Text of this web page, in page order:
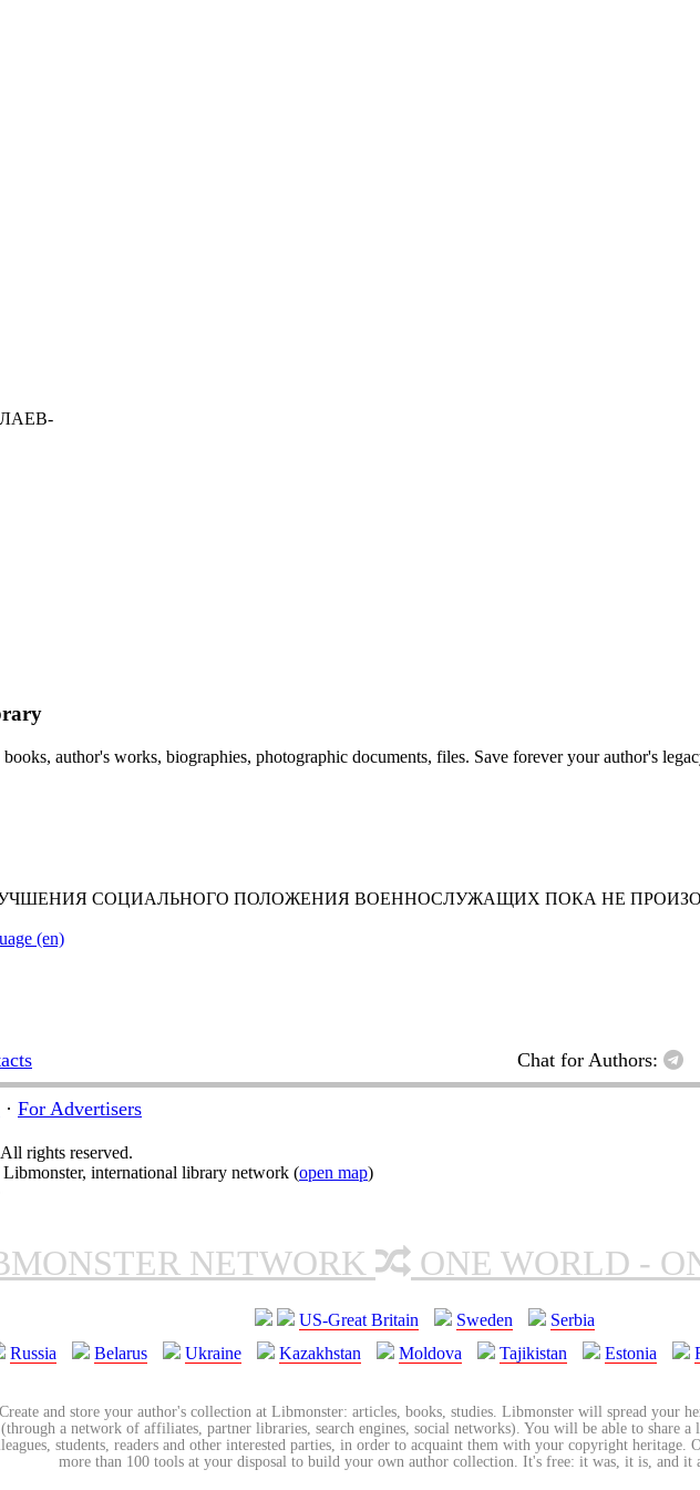
author's works, biographies, photographic documents, files. Save forever your author's
СОЦИАЛЬНОГО ПОЛОЖЕНИЯ ВОЕННОСЛУЖАЩИХ ПОКА НЕ
(en)
Chat for Authors:
· For Advertisers
rights reserved.
international library network (open map)
NETWORK ONE WORLD -
US-Great Britain Sweden
Serbia
Russia
Belarus Ukraine Kazakhstan Moldova Tajikistan Estonia
Create and store your author's collection at Libmonster: articles, books, studies. Libmonster will spread your
(through a network of affiliates, partner libraries, search engines, social networks). You will be able to share
students, readers and other interested parties, in order to acquaint them with your copyright heritage.
more than 100 tools at your disposal to build your own author collection. It's free: it was, it is, and it